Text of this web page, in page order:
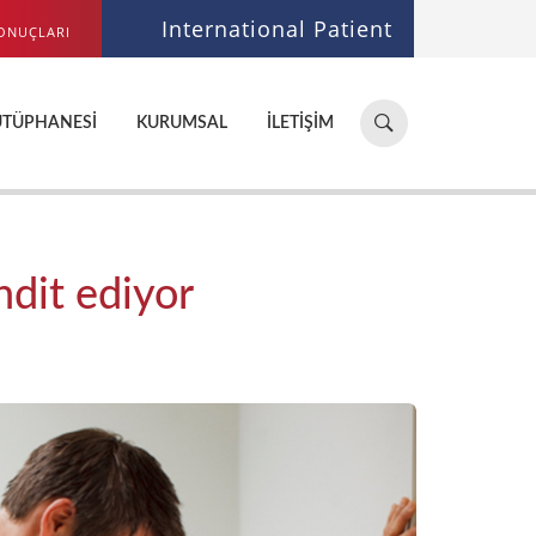
International Patient
Hastane,
doktor,
ara...
KURUMSAL İLETIŞIM
ediyor